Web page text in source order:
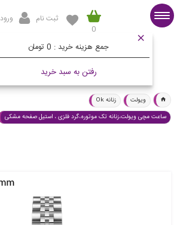
0
جمع هزینه خرید :
رفتن به سبد خرید
ثبت نام ورود
ساعت مورد نظرتان چیست؟
ویولت
زنانه Ok
ساعت مچی ویولت،زنانه تک موتوره،گرد فلزی ، استیل صفحه مشکی